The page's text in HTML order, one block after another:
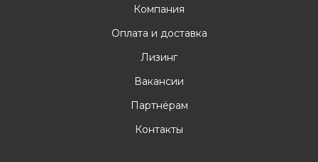
Компания
Оплата и доставка
Лизинг
Вакансии
Партнёрам
Контакты